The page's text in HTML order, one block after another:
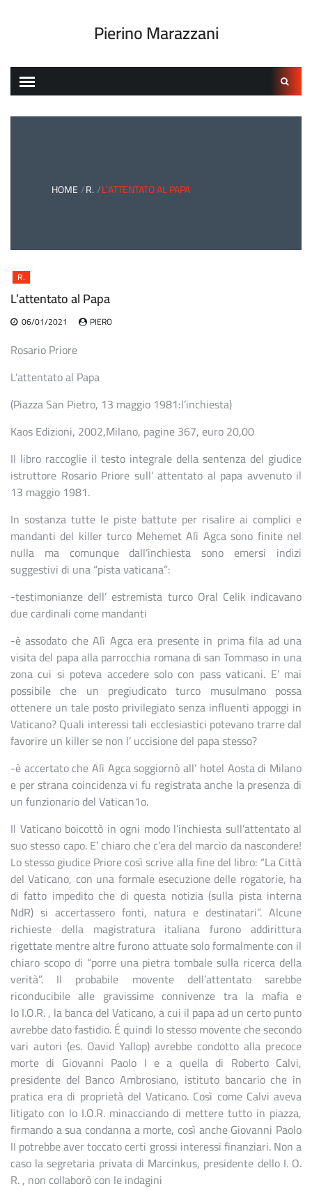
Pierino Marazzani
Ricerca
HOME R. L’ATTENTATO AL PAPA
R.
L’attentato al Papa
06/01/2021 PIERO
Rosario Priore
L’attentato al Papa
(Piazza San Pietro, 13 maggio 1981:l’inchiesta)
Kaos Edizioni, 2002,Milano, pagine 367, euro 20,00
Il libro raccoglie il testo integrale della sentenza del giudice
istruttore Rosario Priore sull’ attentato al papa avvenuto il
13 maggio 1981.
In sostanza tutte le piste battute per risalire ai complici e
mandanti del killer turco Mehemet Alì Agca sono finite nel
nulla ma comunque dall’inchiesta sono emersi indizi
suggestivi di una “pista vaticana”:
-testimonianze dell’ estremista turco Oral Celik indicavano
due cardinali come mandanti
-è assodato che Alì Agca era presente in prima fila ad una
visita del papa alla parrocchia romana di san Tommaso in una
zona cui si poteva accedere solo con pass vaticani. E’ mai
possibile che un pregiudicato turco musulmano possa
ottenere un tale posto privilegiato senza influenti appoggi in
Vaticano? Quali interessi tali ecclesiastici potevano trarre dal
favorire un killer se non l’ uccisione del papa stesso?
-è accertato che Alì Agca soggiornò all’ hotel Aosta di Milano
e per strana coincidenza vi fu registrata anche la presenza di
un funzionario del Vatican1o.
Il Vaticano boicottò in ogni modo l’inchiesta sull’attentato al
suo stesso capo. E’ chiaro che c’era del marcio da nascondere!
Lo stesso giudice Priore così scrive alla fine del libro: “La Città
del Vaticano, con una formale esecuzione delle rogatorie, ha
di fatto impedito che di questa notizia (sulla pista interna
NdR) si accertassero fonti, natura e destinatari”. Alcune
richieste della magistratura italiana furono addirittura
rigettate mentre altre furono attuate solo formalmente con il
chiaro scopo di “porre una pietra tombale sulla ricerca della
verità”. Il probabile movente dell’attentato sarebbe
riconducibile alle gravissime connivenze tra la mafia e
lo I.O.R. , la banca del Vaticano, a cui il papa ad un certo punto
avrebbe dato fastidio. É quindi lo stesso movente che secondo
vari autori (es. Oavid Yallop) avrebbe condotto alla precoce
morte di Giovanni Paolo I e a quella di Roberto Calvi,
presidente del Banco Ambrosiano, istituto bancario che in
pratica era di proprietà del Vaticano. Così come Calvi aveva
litigato con lo I.O.R. minacciando di mettere tutto in piazza,
firmando a sua condanna a morte, così anche Giovanni Paolo
II potrebbe aver toccato certi grossi interessi finanziari. Non a
caso la segretaria privata di Marcinkus, presidente dello I. O.
R. , non collaborò con le indagini